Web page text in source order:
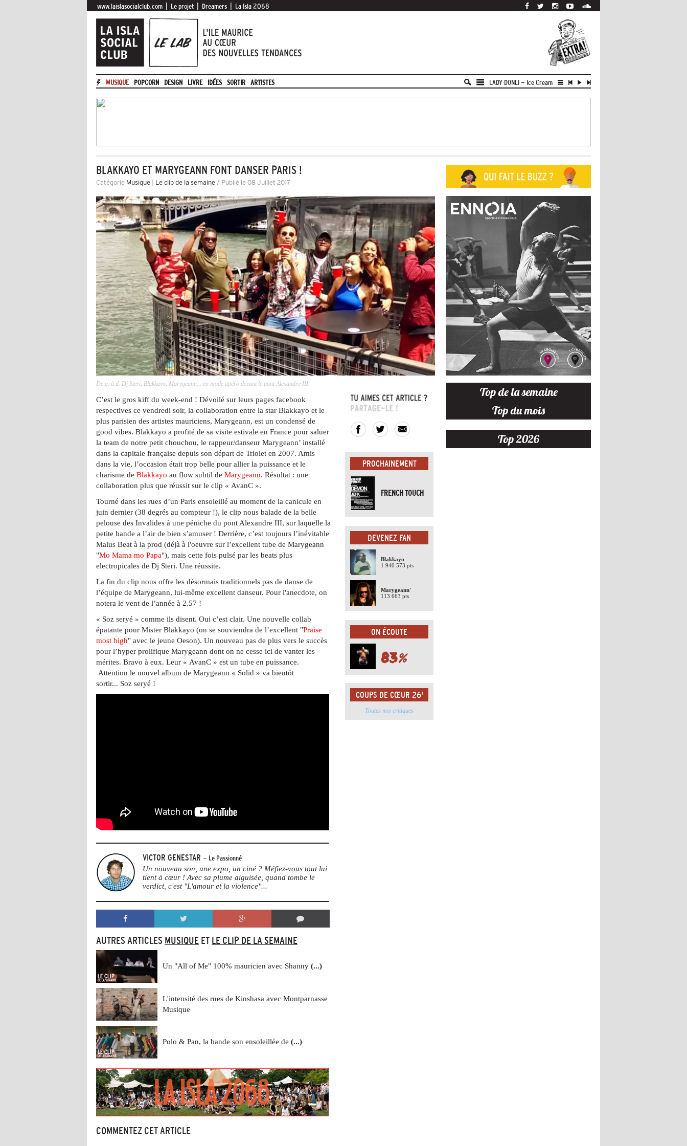
www.laislasocialclub.com Le projet Dreamers La Isla 2068
MUSIQUE POPCORN DESIGN LIVRE IDÉES SORTIR ARTISTES LADY DONLI - Ice Cream
BLAKKAYO ET MARYGEANN FONT DANSER PARIS !
Catégorie Musique Le clip de la semaine / Publié le 08 Juillet 2017
De g. à d. Dj Steri, Blakkayo, Marygeann... en mode apéro devant le pont Alexandre III.
C’est le gros kiff du week-end ! Dévoilé sur leurs pages facebook
respectives ce vendredi soir, la collaboration entre la star Blakkayo et le
plus parisien des artistes mauriciens, Marygeann, est un condensé de
good vibes. Blakkayo a profité de sa visite estivale en France pour saluer
la team de notre petit chouchou, le rappeur/danseur Marygeann’ installé
dans la capitale française depuis son départ de Triolet en 2007. Amis
dans la vie, l’occasion était trop belle pour allier la puissance et le
charisme de Blakkayo au flow subtil de Marygeann. Résultat : une
collaboration plus que réussit sur le clip « AvanC ».
Tourné dans les rues d’un Paris ensoleillé au moment de la canicule en
juin dernier (38 degrés au compteur !), le clip nous balade de la belle
pelouse des Invalides à une péniche du pont Alexandre III, sur laquelle la
petite bande a l’air de bien s’amuser ! Derrière, c’est toujours l’inévitable
Malus Beat à la prod (déjà à l'oeuvre sur l’excellent tube de Marygeann
"Mo Mama mo Papa"), mais cette fois pulsé par les beats plus
electropicales de Dj Steri. Une réussite.
La fin du clip nous offre les désormais traditionnels pas de danse de
l’équipe de Marygeann, lui-même excellent danseur. Pour l'anecdote, on
notera le vent de l’année à 2.57 !
« Soz seryé » comme ils disent. Oui c’est clair. Une nouvelle collab
épatante pour Mister Blakkayo (on se souviendra de l’excellent "Praise
most high" avec le jeune Oeson). Un nouveau pas de plus vers le succès
pour l’hyper prolifique Marygeann dont on ne cesse ici de vanter les
mérites. Bravo à eux. Leur « AvanC » est un tube en puissance.
Attention le nouvel album de Marygeann « Solid » va bientôt
sortir... Soz seryé !
VICTOR GENESTAR - Le Passionné
Un nouveau son, une expo, un ciné ? Méfiez-vous tout lui
tient à cœur ! Avec sa plume aiguisée, quand tombe le
verdict, c'est "L'amour et la violence"...
AUTRES ARTICLES MUSIQUE ET LE CLIP DE LA SEMAINE
Un "All of Me" 100% mauricien avec Shanny (...)
L'intensité des rues de Kinshasa avec Montparnasse
Musique
Polo & Pan, la bande son ensoleillée de (...)
COMMENTEZ CET ARTICLE
PROCHAINEMENT
FRENCH TOUCH
DEVENEZ FAN
Blakkayo
1 940 573 pts
Marygeann'
113 663 pts
ON ÉCOUTE
83%
COUPS DE CŒUR 26'
Toutes nos critiques
Top de la semaine
Top du mois
Top 2026